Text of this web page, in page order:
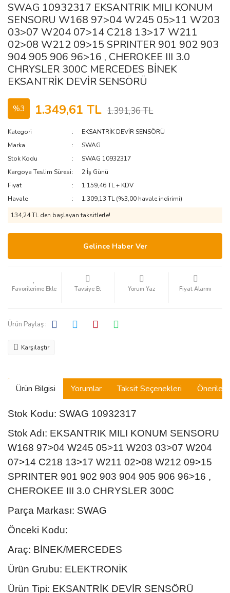
SWAG 10932317 EKSANTRIK MILI KONUM
SENSORU W168 97>04 W245 05>11 W203
03>07 W204 07>14 C218 13>17 W211
02>08 W212 09>15 SPRINTER 901 902 903
904 905 906 96>16 , CHEROKEE III 3.0
CHRYSLER 300C MERCEDES BİNEK
EKSANTRİK DEVİR SENSÖRÜ
%3 1.349,61 TL 1.391,36 TL
Kategori
EKSANTRİK DEVİR SENSÖRÜ
Marka
SWAG
Stok Kodu
SWAG 10932317
Kargoya Teslim Süresi
2 İş Günü
Fiyat
1.159,46 TL + KDV
Havale
1.309,13 TL (%3,00 havale indirimi)
134,24 TL den başlayan taksitlerle!
Gelince Haber Ver
Tavsiye Et Yorum Yaz Fiyat Alarmı
Ürün Paylaş :
Karşılaştır
Ürün Bilgisi Yorumlar Taksit Seçenekleri
Stok Kodu: SWAG 10932317
Stok Adı: EKSANTRIK MILI KONUM SENSORU
W168 97>04 W245 05>11 W203 03>07 W204
07>14 C218 13>17 W211 02>08 W212 09>15
SPRINTER 901 902 903 904 905 906 96>16 ,
CHEROKEE III 3.0 CHRYSLER 300C
Parça Markası: SWAG
Önceki Kodu:
Araç: BİNEK/MERCEDES
Ürün Grubu: ELEKTRONİK
Ürün Tipi: EKSANTRİK DEVİR SENSÖRÜ